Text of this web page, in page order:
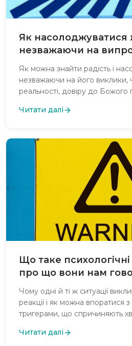
Як насолоджуватися
незважаючи на
Як можна знайти радість і
незважаючи на його виклики,
реальності, довіру до Божого
піклування про здоров'я,
себе і світу?
Читати далі
Що таке
про що вони нам
Чому одні й ті ж ситуації
реакції і як можна впоратися
тригерами, що спричиняють
реагувати на них для
Читати далі